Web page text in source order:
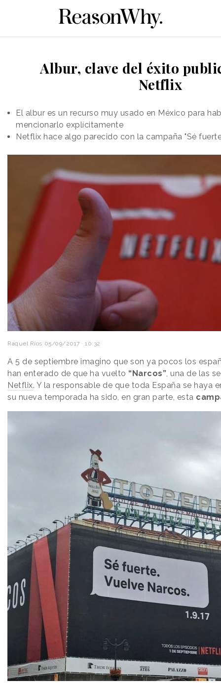
Albur, clave del éxito
Netflix
El albur es un recurso muy usado en México para
mencionarlo explícitamente
Netflix hace algo parecido con la campaña "Sé
Raquel Ríos 05/09/2017 · 10:32
A 5 de septiembre imagino que son ya pocos los
han enterado de que ha vuelto “Narcos” , una de las
Netflix. Y la responsable de que toda España se haya
su nueva temporada ha sido, en gran parte, esta